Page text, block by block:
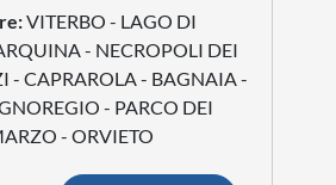
VITERBO - LAGO DI
- NECROPOLI DEI
- CAPRAROLA - BAGNAIA -
- PARCO DEI
- ORVIETO